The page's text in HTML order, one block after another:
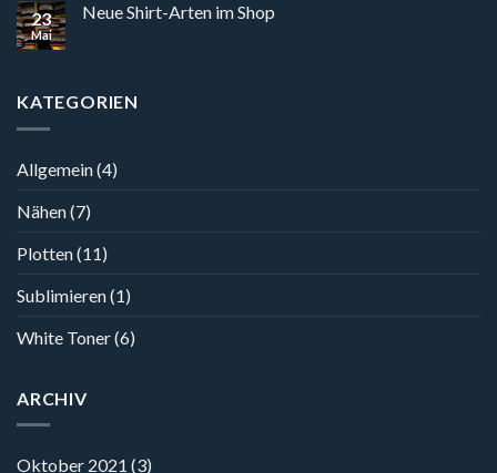
23
Mai
Neue Shirt-Arten im Shop
KATEGORIEN
Allgemein(4)
Nähen(7)
Plotten(11)
Sublimieren(1)
White Toner(6)
ARCHIV
Oktober 2021 (3)